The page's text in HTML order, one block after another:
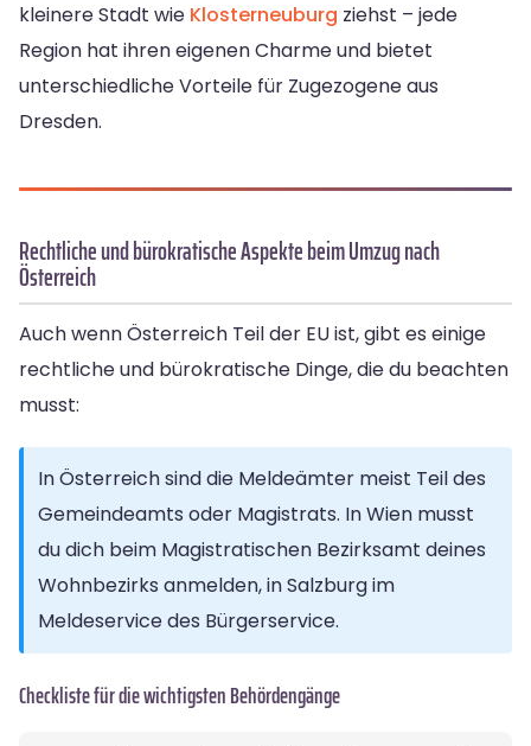
kleinere Stadt wie Klosterneuburg ziehst – jede
Region hat ihren eigenen Charme und bietet
unterschiedliche Vorteile für Zugezogene aus
Dresden.
Rechtliche und bürokratische Aspekte beim Umzug nach
Österreich
Auch wenn Österreich Teil der EU ist, gibt es einige
rechtliche und bürokratische Dinge, die du beachten
musst:
In Österreich sind die Meldeämter meist Teil des
Gemeindeamts oder Magistrats. In Wien musst
du dich beim Magistratischen Bezirksamt deines
Wohnbezirks anmelden, in Salzburg im
Meldeservice des Bürgerservice.
Checkliste für die wichtigsten Behördengänge